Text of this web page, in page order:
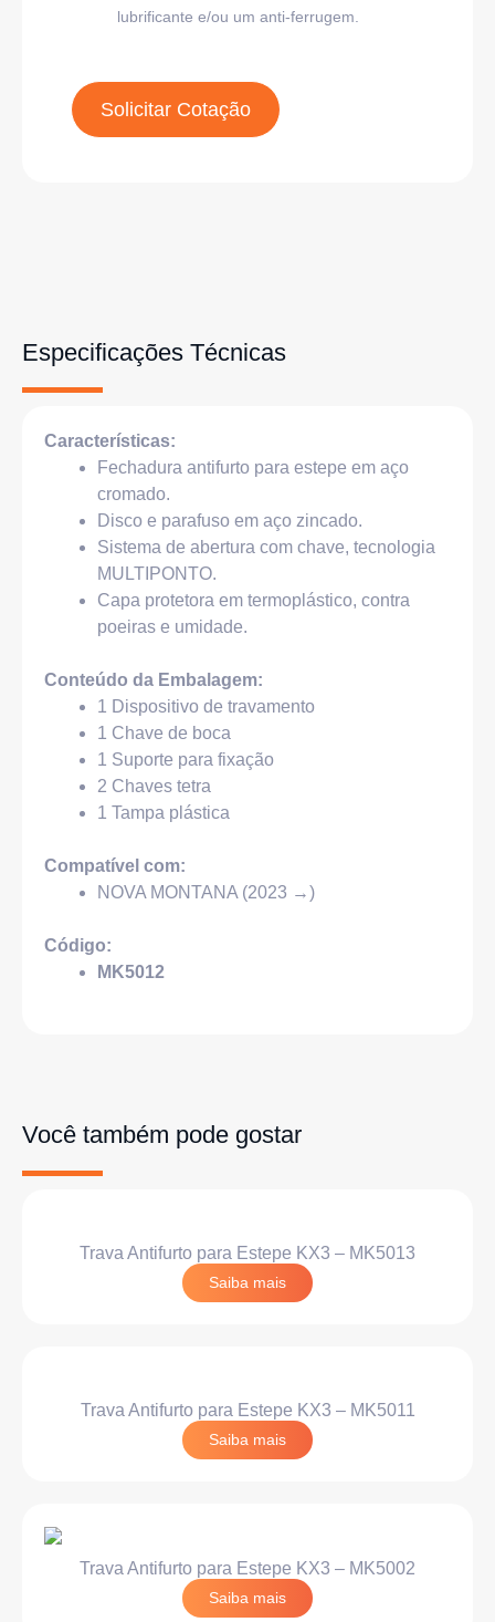
lubrificante e/ou um anti-ferrugem.
Solicitar Cotação
Especificações Técnicas
Características:
Fechadura antifurto para estepe em aço
cromado.
Disco e parafuso em aço zincado.
Sistema de abertura com chave, tecnologia
MULTIPONTO.
Capa protetora em termoplástico, contra
poeiras e umidade.
Conteúdo da Embalagem:
1 Dispositivo de travamento
1 Chave de boca
1 Suporte para fixação
2 Chaves tetra
1 Tampa plástica
Compatível com:
NOVA MONTANA (2023 →)
Código:
MK5012
Você também pode gostar
Trava Antifurto para Estepe KX3 – MK5013
Saiba mais
Trava Antifurto para Estepe KX3 – MK5011
Saiba mais
Trava Antifurto para Estepe KX3 – MK5002
Saiba mais